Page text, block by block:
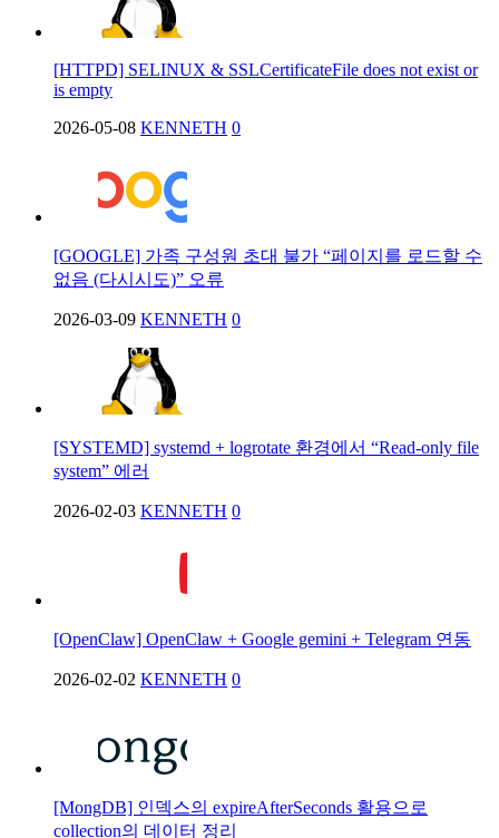
[HTTPD] SELINUX & SSLCertificateFile does not exist or
is empty
2026-05-08 KENNETH 0
[GOOGLE] 가족 구성원 초대 불가 “페이지를 로드할 수
없음 (다시시도)” 오류
2026-03-09 KENNETH 0
[SYSTEMD] systemd + logrotate 환경에서 “Read-only file
system” 에러
2026-02-03 KENNETH 0
[OpenClaw] OpenClaw + Google gemini + Telegram 연동
2026-02-02 KENNETH 0
[MongDB] 인덱스의 expireAfterSeconds 활용으로
collection의 데이터 정리